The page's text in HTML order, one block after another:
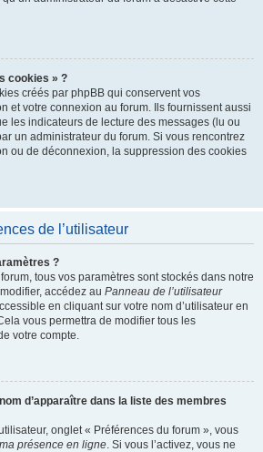
cookies » ?
créés par phpBB qui conservent vos
et votre connexion au forum. Ils fournissent aussi
les indicateurs de lecture des messages (lu ou
un administrateur du forum. Si vous rencontrez
ou de déconnexion, la suppression des cookies
de l’utilisateur
?
tous vos paramètres sont stockés dans notre
accédez au Panneau de l’utilisateur
en cliquant sur votre nom d’utilisateur en
vous permettra de modifier tous les
votre compte.
d’apparaître dans la liste des membres
onglet « Préférences du forum », vous
présence en ligne. Si vous l’activez, vous ne